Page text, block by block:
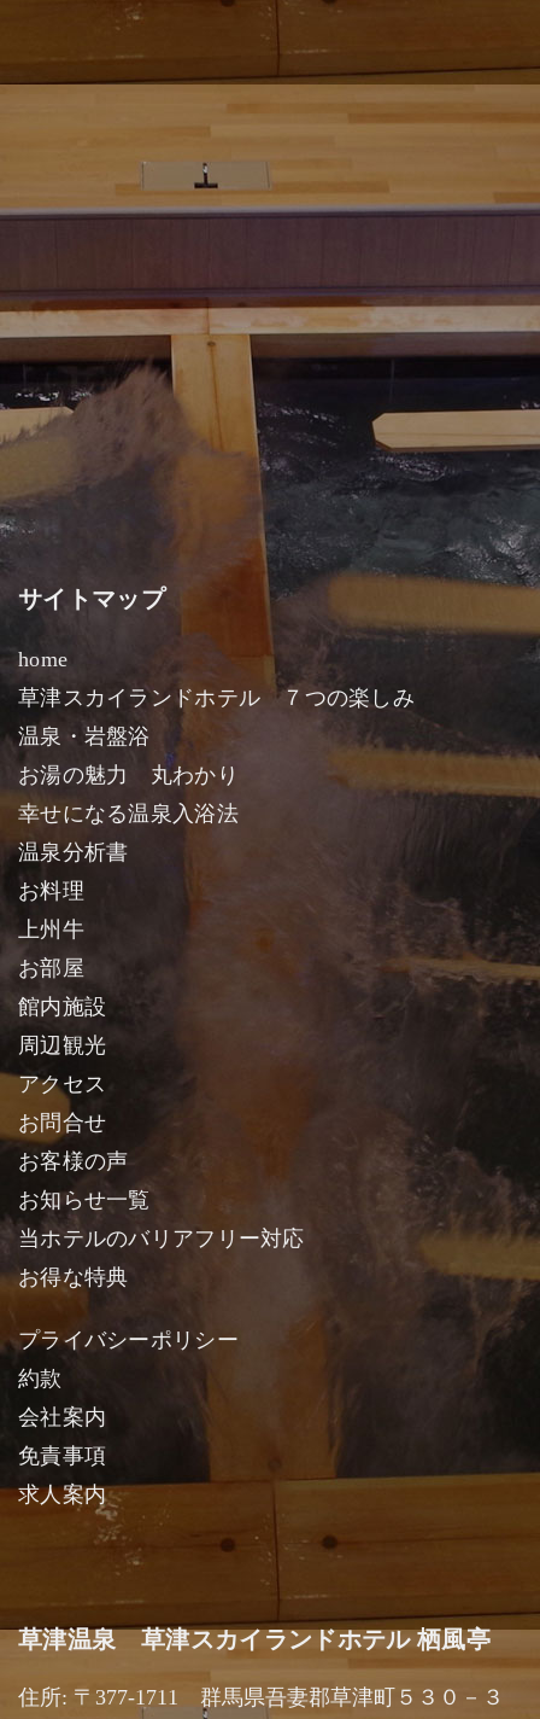
サイトマップ
home
草津スカイランドホテル ７つの楽しみ
温泉・岩盤浴
お湯の魅力 丸わかり
幸せになる温泉入浴法
温泉分析書
お料理
上州牛
お部屋
館内施設
周辺観光
アクセス
お問合せ
お客様の声
お知らせ一覧
当ホテルのバリアフリー対応
お得な特典
プライバシーポリシー
約款
会社案内
免責事項
求人案内
草津温泉 草津スカイランドホテル 栖風亭
住所: 〒377-1711 群馬県吾妻郡草津町５３０－３